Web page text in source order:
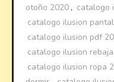
otoño 2020 , catalogo
catalogo ilusion
catalogo ilusion pdf
catalogo ilusion
catalogo ilusion ropa